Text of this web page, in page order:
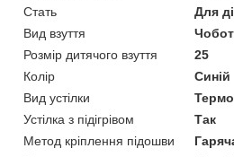
Стать
Для
Вид взуття
Розмір дитячого взуття
25
Колір
Синій
Вид устілки
Термо
Устілка з підігрівом
Так
Метод кріплення підошви